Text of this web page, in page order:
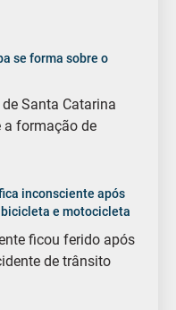
se forma sobre o
Santa Catarina
a formação de
inconsciente após
e motocicleta
ficou ferido após
de trânsito